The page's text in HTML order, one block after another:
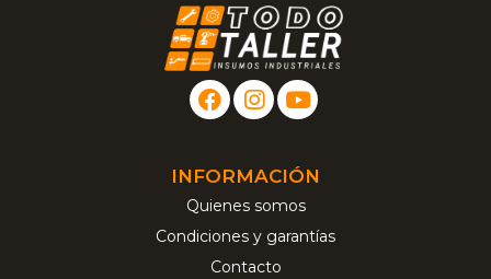
INFORMACIÓN
Quienes somos
Condiciones y garantías
Contacto